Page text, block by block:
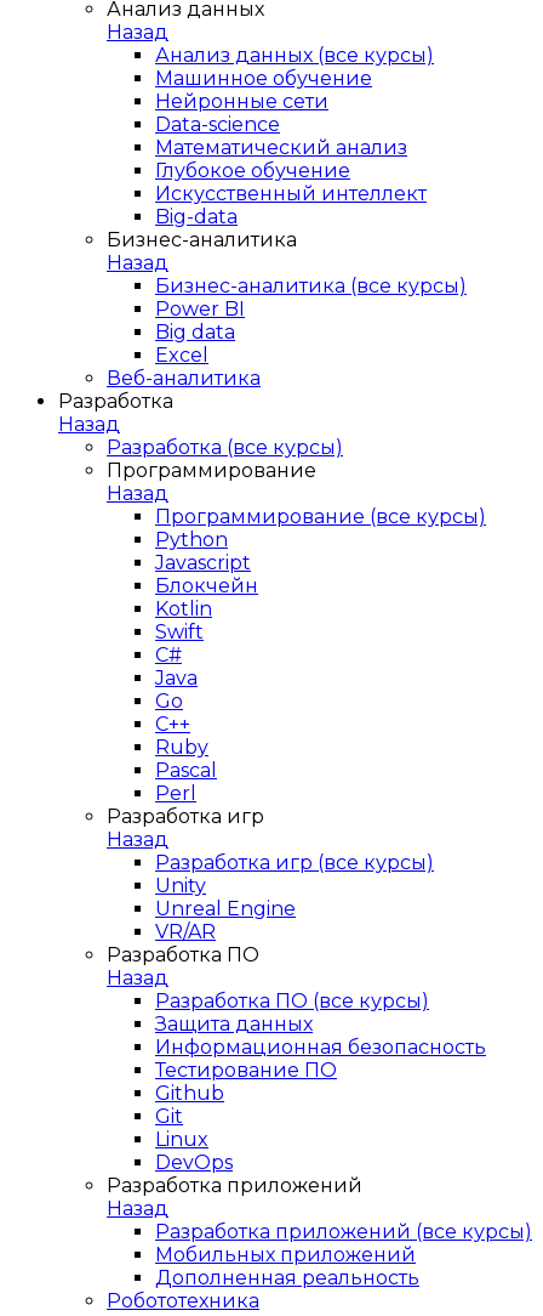
Анализ данных
Назад
Анализ данных (все курсы)
Машинное обучение
Нейронные сети
Data-science
Математический анализ
Глубокое обучение
Искусственный интеллект
Big-data
Бизнес-аналитика
Назад
Бизнес-аналитика (все курсы)
Power BI
Big data
Excel
Веб-аналитика
Разработка
Назад
Разработка (все курсы)
Программирование
Назад
Программирование (все курсы)
Python
Javascript
Блокчейн
Kotlin
Swift
C#
Java
Go
C++
Ruby
Pascal
Perl
Разработка игр
Назад
Разработка игр (все курсы)
Unity
Unreal Engine
VR/AR
Разработка ПО
Назад
Разработка ПО (все курсы)
Защита данных
Информационная безопасность
Тестирование ПО
Github
Git
Linux
DevOps
Разработка приложений
Назад
Разработка приложений (все курсы)
Мобильных приложений
Дополненная реальность
Робототехника